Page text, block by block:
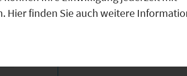
Hier finden Sie auch weitere